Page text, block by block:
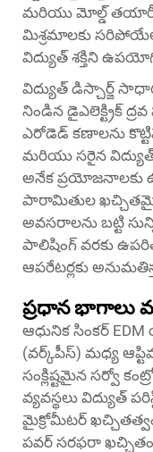
మరియు మోల్డ్
మిశ్రమాలకు
విద్యుత్ శక్తిని
విద్యుత్ డిస్చార్జ్
నిండిన డైఎలెక్ట్రిక్
ఎరోడెడ్ కణాలను
మరియు సరైన
అనేక ప్రయోజనాలకు
పారామితుల
అవసరాలను బట్టి
పాలిషింగ్ వరకు
ఆపరేటర్లకు
ప్రధాన భాగాలు
ఆధునిక సింకర్
(వర్క్‌పీస్) మధ్య
సంక్లిష్టమైన సర్వో
వ్యవస్థలు విద్యుత్
మైక్రోమీటర్
పవర్ సరఫరా